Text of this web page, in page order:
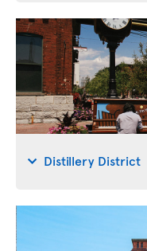
Distillery District